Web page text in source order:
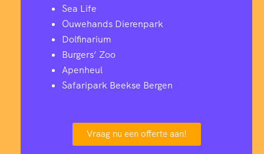
Sea Life
Ouwehands Dierenpark
Dolfinarium
Burgers’ Zoo
Apenheul
Safaripark Beekse Bergen
Vraag nu een offerte aan!